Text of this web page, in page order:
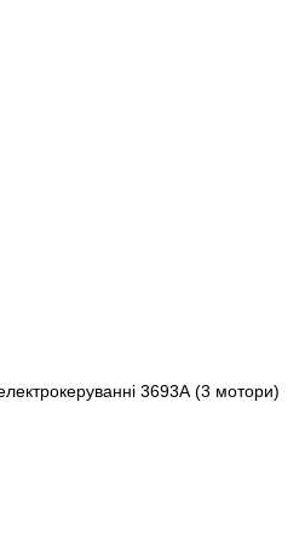
3693А (3 мотори)